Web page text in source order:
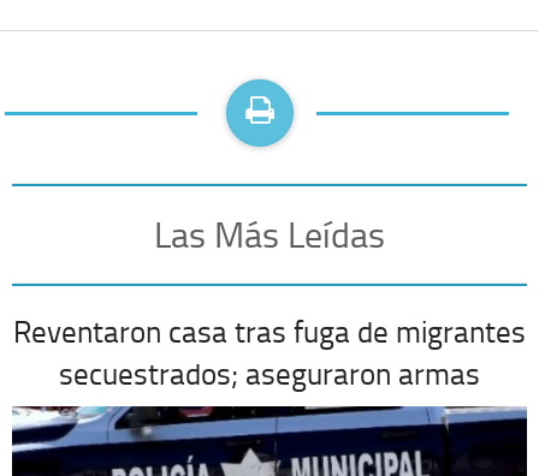
Las Más Leídas
Reventaron casa tras fuga de migrantes
secuestrados; aseguraron armas